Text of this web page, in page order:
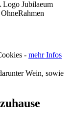
- mehr Infos